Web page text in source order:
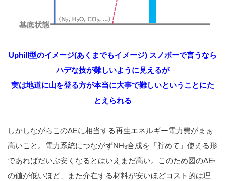
Uphill型のイメージ(あくまでもイメージ) スノボーで言うなら
ハデな技が難しいように見えるが
実は地道に山を登る方が本当に大事で難しいということにた
とえられる
しかしながらこのΔEに相当する再生エネルギー電力費がまぁ
高いこと。電力系統につながずNH3合成を「貯めて」使える形
であればだいぶ安くなるとはいえまだ高い。このため図のΔE*
の値が低いほど、また介在する材料が安いほどコスト的は理